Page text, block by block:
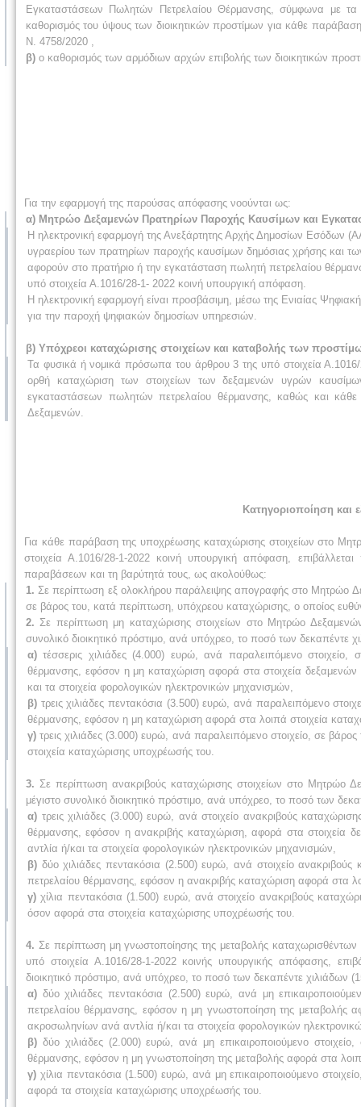
Εγκαταστάσεων Πωλητών Πετρελαίου Θέρμανσης, σύμφωνα με τα
καθορισμός του ύψους των διοικητικών προστίμων για κάθε
Ν. 4758/2020 ,
β) ο καθορισμός των αρμόδιων αρχών επιβολής των διοικητικών
Για την εφαρμογή της παρούσας απόφασης νοούνται ως:
α) Μητρώο Δεξαμενών Πρατηρίων Παροχής Καυσίμων και
Η ηλεκτρονική εφαρμογή της Ανεξάρτητης Αρχής Δημοσίων Εσόδων
υγραερίου των πρατηρίων παροχής καυσίμων δημόσιας χρήσης και
αφορούν στο πρατήριο ή την εγκατάσταση πωλητή πετρελαίου
υπό στοιχεία Α.1016/28-1- 2022 κοινή υπουργική απόφαση.
H ηλεκτρονική εφαρμογή είναι προσβάσιμη, μέσω της Ενιαίας
για την παροχή ψηφιακών δημοσίων υπηρεσιών.
β) Υπόχρεοι καταχώρισης στοιχείων και καταβολής των
Τα φυσικά ή νομικά πρόσωπα του άρθρου 3 της υπό στοιχεία
ορθή καταχώριση των στοιχείων των δεξαμενών υγρών
εγκαταστάσεων πωλητών πετρελαίου θέρμανσης, καθώς και
Δεξαμενών.
Κατηγοριοποίηση και
Για κάθε παράβαση της υποχρέωσης καταχώρισης στοιχείων στο
στοιχεία Α.1016/28-1-2022 κοινή υπουργική απόφαση,
παραβάσεων και τη βαρύτητά τους, ως ακολούθως:
1. Σε περίπτωση εξ ολοκλήρου παράλειψης απογραφής στο Μητρώο
σε βάρος του, κατά περίπτωση, υπόχρεου καταχώρισης, ο οποίος
2. Σε περίπτωση μη καταχώρισης στοιχείων στο Μητρώο
συνολικό διοικητικό πρόστιμο, ανά υπόχρεο, το ποσό των δεκαπέντε
α)τέσσερις χιλιάδες (4.000) ευρώ, ανά παραλειπόμενο
θέρμανσης, εφόσον η μη καταχώριση αφορά στα στοιχεία δεξαμενών
και τα στοιχεία φορολογικών ηλεκτρονικών μηχανισμών,
β) τρεις χιλιάδες πεντακόσια (3.500) ευρώ, ανά παραλειπόμενο
θέρμανσης, εφόσον η μη καταχώριση αφορά στα λοιπά στοιχεία
γ) τρεις χιλιάδες (3.000) ευρώ, ανά παραλειπόμενο στοιχείο, σε
στοιχεία καταχώρισης υποχρέωσής του.
3. Σε περίπτωση ανακριβούς καταχώρισης στοιχείων στο Μητρώο
μέγιστο συνολικό διοικητικό πρόστιμο, ανά υπόχρεο, το ποσό των
α) τρεις χιλιάδες (3.000) ευρώ, ανά στοιχείο ανακριβούς
θέρμανσης, εφόσον η ανακριβής καταχώριση, αφορά στα στοιχεία
αντλία ή/και τα στοιχεία φορολογικών ηλεκτρονικών μηχανισμών,
β) δύο χιλιάδες πεντακόσια (2.500) ευρώ, ανά στοιχείο
πετρελαίου θέρμανσης, εφόσον η ανακριβής καταχώριση αφορά στα
γ)χίλια πεντακόσια (1.500) ευρώ, ανά στοιχείο ανακριβούς
όσον αφορά στα στοιχεία καταχώρισης υποχρέωσής του.
4. Σε περίπτωση μη γνωστοποίησης της μεταβολής
υπό στοιχεία Α.1016/28-1-2022 κοινής υπουργικής απόφασης,
διοικητικό πρόστιμο, ανά υπόχρεο, το ποσό των δεκαπέντε χιλιάδων
α) δύο χιλιάδες πεντακόσια (2.500) ευρώ, ανά μη
πετρελαίου θέρμανσης, εφόσον η μη γνωστοποίηση της μεταβολής
ακροσωληνίων ανά αντλία ή/και τα στοιχεία φορολογικών
β) δύο χιλιάδες (2.000) ευρώ, ανά μη επικαιροποιούμενο
θέρμανσης, εφόσον η μη γνωστοποίηση της μεταβολής αφορά στα
γ) χίλια πεντακόσια (1.500) ευρώ, ανά μη επικαιροποιούμενο
αφορά τα στοιχεία καταχώρισης υποχρέωσής του.